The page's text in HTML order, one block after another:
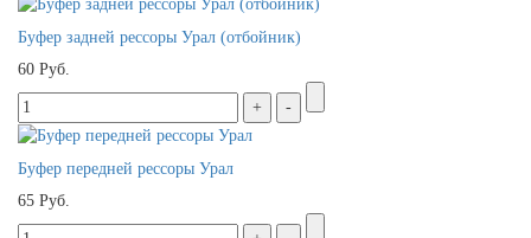
Буфер задней рессоры Урал (отбойник)
60 Руб.
Буфер передней рессоры Урал
65 Руб.